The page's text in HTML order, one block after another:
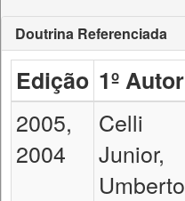
Doutrina Referenciada
Edição 1º Autor
2005,
2004
Celli
Junior,
Umberto